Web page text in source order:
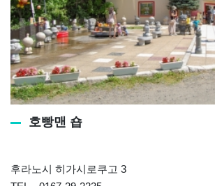
호빵맨 숍
후라노시 히가시로쿠고 3